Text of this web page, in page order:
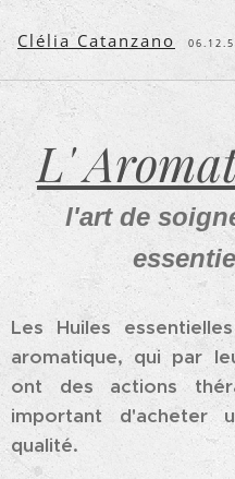
Clélia Catanzano
L'
l'art de
Les Huiles
aromatique, qui par
ont des actions
important d'acheter
qualité.